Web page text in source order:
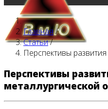
Главная
Главная/
Статьи/
Перспективы
Перспективы
металлургической